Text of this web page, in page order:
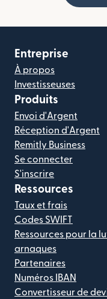
Entreprise
À propos
Investisseuses
Produits
Envoi d'Argent
Réception d'Argent
Remitly Business
Se connecter
S'inscrire
Ressources
Taux et frais
Codes SWIFT
Ressources pour la
arnaques
Partenaires
Numéros IBAN
Convertisseur de